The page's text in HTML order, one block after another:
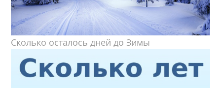
Сколько осталось дней до Зимы